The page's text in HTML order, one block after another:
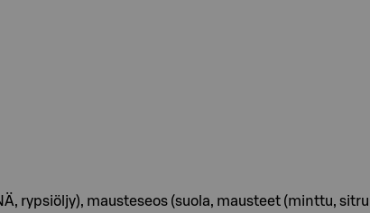
rypsiöljy), mausteseos (suola, mausteet (minttu,